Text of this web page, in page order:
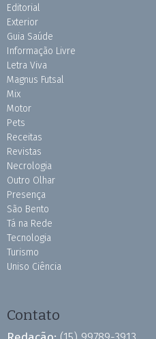
Editorial
Exterior
Guia Saúde
Informação Livre
Letra Viva
Magnus Futsal
Mix
Motor
Pets
Receitas
Revistas
Necrologia
Outro Olhar
Presença
São Bento
Tá na Rede
Tecnologia
Turismo
Uniso Ciência
Contato